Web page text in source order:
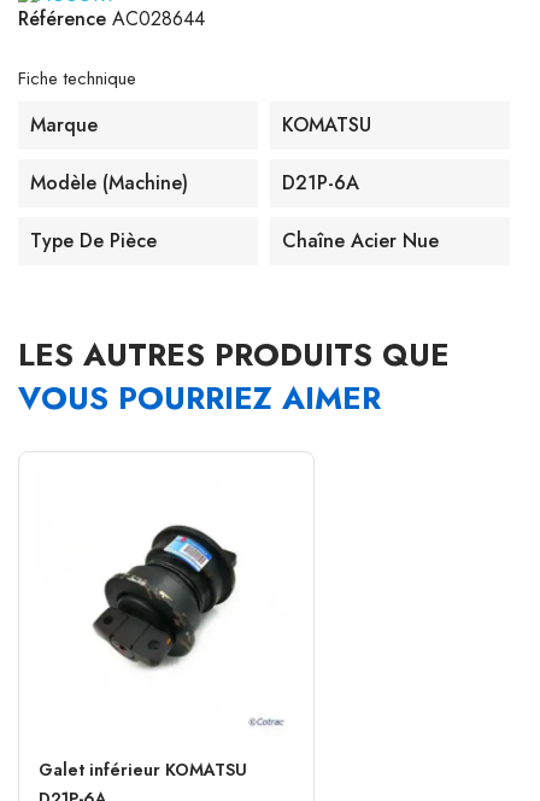
Référence AC028644
Fiche technique
Marque KOMATSU
Modèle (machine) D21P-6A
Type De Pièce Chaîne Acier Nue
LES AUTRES PRODUITS QUE
VOUS POURRIEZ AIMER
Galet inférieur KOMATSU